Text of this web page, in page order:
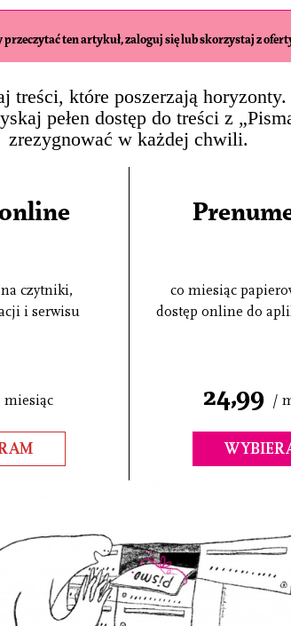
przeczytać ten artykuł, zaloguj się lub skorzystaj z
treści, które poszerzają
pełen dostęp do treści z
zrezygnować w każdej chwili.
czytniki,
i serwisu
miesiąc
co miesiąc
dostęp online do
24,99 /